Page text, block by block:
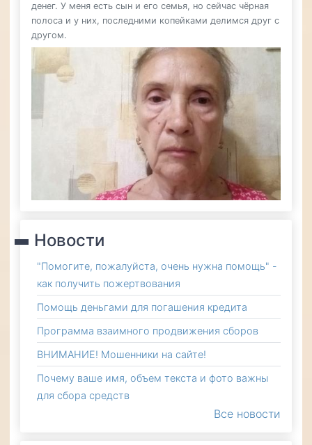
денег. У меня есть сын и его семья, но сейчас чёрная
полоса и у них, последними копейками делимся друг с
другом.
Новости
"Помогите, пожалуйста, очень нужна помощь" -
как получить пожертвования
Помощь деньгами для погашения кредита
Программа взаимного продвижения сборов
ВНИМАНИЕ! Мошенники на сайте!
Почему ваше имя, объем текста и фото важны
для сбора средств
Все новости